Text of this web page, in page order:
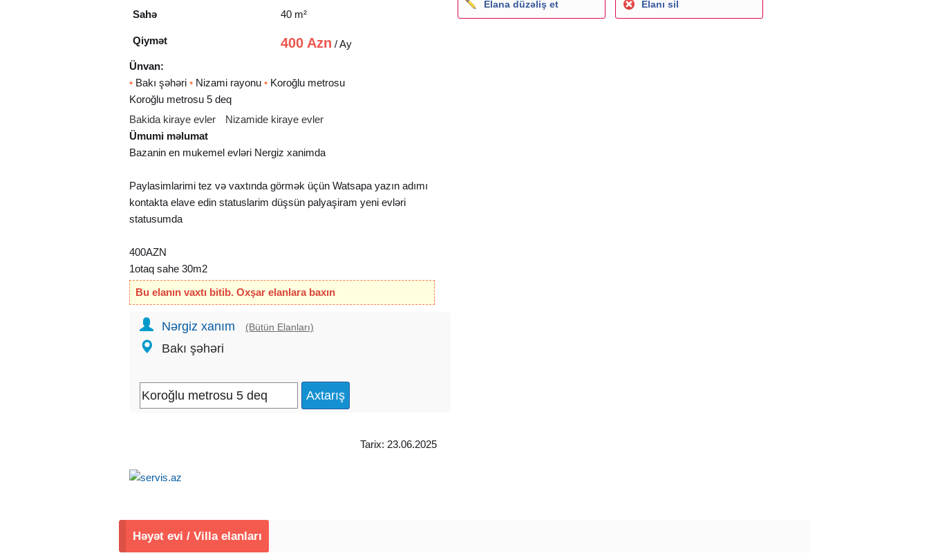
Sahə 40 m²
Qiymət 400 Azn / Ay
Ünvan:
• Bakı şəhəri • Nizami rayonu • Koroğlu metrosu
Koroğlu metrosu 5 deq
Bakida kiraye evler
Nizamide kiraye evler
Ümumi məlumat
Bazanin en mukemel evləri Nergiz xanimda
Paylasimlarimi tez və vaxtında görmək üçün Watsapa yazın adımı
kontakta elave edin statuslarim düşsün palyaşiram yeni evləri
statusumda
400AZN
1otaq sahe 30m2
Həyət evi adelni
Koroğlu m
Komunal daxil
Metroya mawinla 2 deq mesafede yerlewir
Mənzil Koroğlu metrosundan 1 mawrut dayanacaqdan sabuncu
Muwderi ferqi yoxdur
Aile olarsa zaks mutleqdir
Bu elanın vaxtı bitib. Oxşar elanlara baxın
Nərgiz xanım (Bütün Elanları)
Bakı şəhəri
Tarix: 23.06.2025
Elana düzəliş et Elanı sil
Həyət evi / Villa elanları